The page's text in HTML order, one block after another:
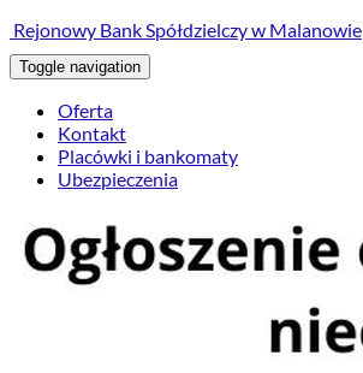
Rejonowy Bank Spółdzielczy w Malanowie
Toggle navigation
Oferta
Kontakt
Placówki i bankomaty
Ubezpieczenia